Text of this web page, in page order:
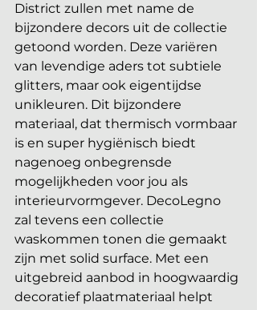
District zullen met name de
bijzondere decors uit de collectie
getoond worden. Deze variëren
van levendige aders tot subtiele
glitters, maar ook eigentijdse
unikleuren. Dit bijzondere
materiaal, dat thermisch vormbaar
is en super hygiënisch biedt
nagenoeg onbegrensde
mogelijkheden voor jou als
interieurvormgever. DecoLegno
zal tevens een collectie
waskommen tonen die gemaakt
zijn met solid surface. Met een
uitgebreid aanbod in hoogwaardig
decoratief plaatmateriaal helpt